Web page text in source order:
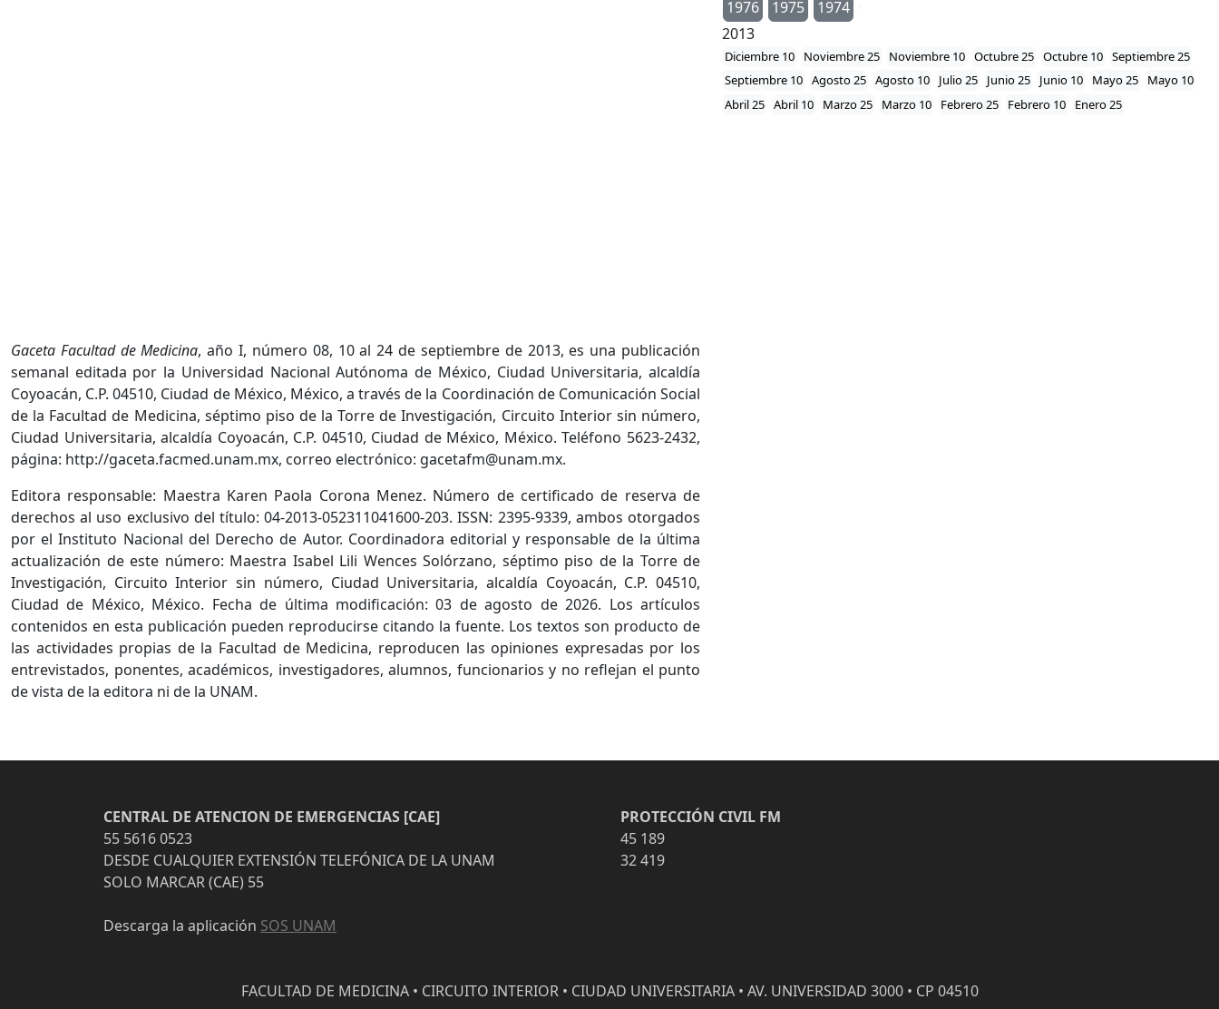
Gaceta Facultad de Medicina, año I, número 08, 10 al 24 de septiembre de 2013, es una publicación
semanal editada por la Universidad Nacional Autónoma de México, Ciudad Universitaria, alcaldía
Coyoacán, C.P. 04510, Ciudad de México, México, a través de la Coordinación de Comunicación Social
de la Facultad de Medicina, séptimo piso de la Torre de Investigación, Circuito Interior sin número,
Ciudad Universitaria, alcaldía Coyoacán, C.P. 04510, Ciudad de México, México. Teléfono 5623-2432,
página: http://gaceta.facmed.unam.mx, correo electrónico: gacetafm@unam.mx.
Editora responsable: Maestra Karen Paola Corona Menez. Número de certificado de reserva de
derechos al uso exclusivo del título: 04-2013-052311041600-203. ISSN: 2395-9339, ambos otorgados
por el Instituto Nacional del Derecho de Autor. Coordinadora editorial y responsable de la última
actualización de este número: Maestra Isabel Lili Wences Solórzano, séptimo piso de la Torre de
Investigación, Circuito Interior sin número, Ciudad Universitaria, alcaldía Coyoacán, C.P. 04510,
Ciudad de México, México. Fecha de última modificación: 03 de agosto de 2026. Los artículos
contenidos en esta publicación pueden reproducirse citando la fuente. Los textos son producto de
las actividades propias de la Facultad de Medicina, reproducen las opiniones expresadas por los
entrevistados, ponentes, académicos, investigadores, alumnos, funcionarios y no reflejan el punto
de vista de la editora ni de la UNAM.
1976
1975
1974
2013
Diciembre 10 Noviembre 25 Noviembre 10 Octubre 25 Octubre 10 Septiembre 25
Septiembre 10 Agosto 25 Agosto 10 Julio 25 Junio 25 Junio 10 Mayo 25
Mayo 10
Abril 25 Abril 10 Marzo 25 Marzo 10 Febrero 25 Febrero 10 Enero 25
CENTRAL DE ATENCION DE EMERGENCIAS [CAE]
55 5616 0523
DESDE CUALQUIER EXTENSIÓN TELEFÓNICA DE LA UNAM
SOLO MARCAR (CAE) 55
Descarga la aplicación SOS UNAM
PROTECCIÓN CIVIL FM
45 189
32 419
FACULTAD DE MEDICINA • CIRCUITO INTERIOR • CIUDAD UNIVERSITARIA • AV. UNIVERSIDAD 3000 • CP 04510